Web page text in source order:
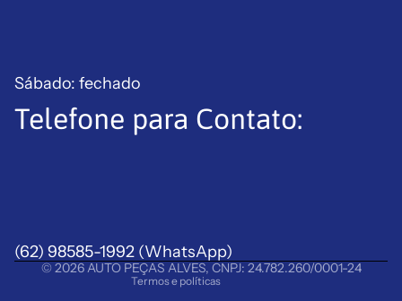
Sábado: fechado
Telefone para Contato:
(62) 98585-1992 (WhatsApp)
© 2026AUTO PEÇAS ALVES, CNPJ: 24.782.260/0001-24
Termos e políticas
Aviso legal